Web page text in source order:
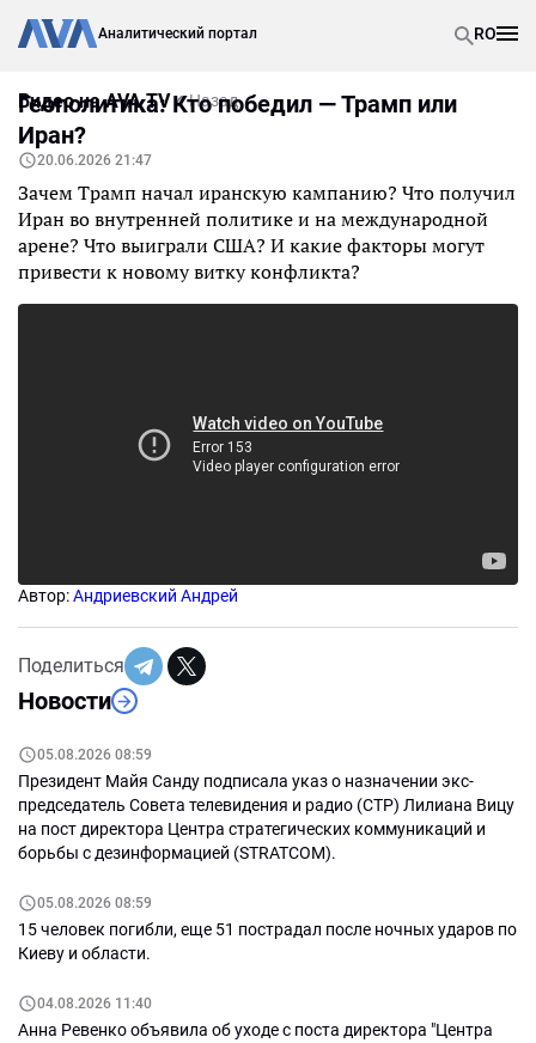
Аналитический портал RO
Видео на AVA TV Назад
Новости
05.08.2026 08:59
Президент Майя Санду подписала указ о назначении экс-
председатель Совета телевидения и радио (СТР) Лилиана Вицу
на пост директора Центра стратегических коммуникаций и
борьбы с дезинформацией (STRATCOM).
05.08.2026 08:59
15 человек погибли, еще 51 пострадал после ночных ударов по
Киеву и области.
04.08.2026 11:40
Анна Ревенко объявила об уходе с поста директора "Центра
Геополитика: Кто победил — Трамп или
Иран?
20.06.2026 21:47
Зачем Трамп начал иранскую кампанию? Что получил
Иран во внутренней политике и на международной
арене? Что выиграли США? И какие факторы могут
привести к новому витку конфликта?
Автор:Андриевский Андрей
Поделиться